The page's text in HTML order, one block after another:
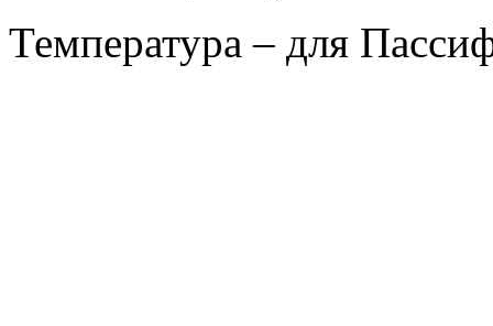
Температура – для